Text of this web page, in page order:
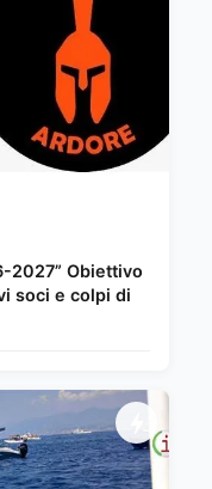
2027” Obiettivo
soci e colpi di